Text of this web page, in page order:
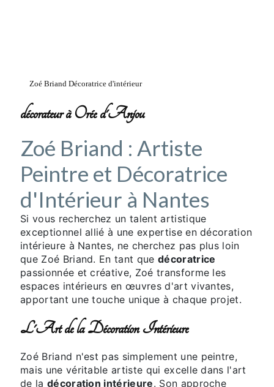
Zoé Briand Décoratrice d'intérieur
décorateur à Orée d'Anjou
Zoé Briand : Artiste
Peintre et Décoratrice
d'Intérieur à Nantes
Si vous recherchez un talent artistique
exceptionnel allié à une expertise en décoration
intérieure à Nantes, ne cherchez pas plus loin
que Zoé Briand. En tant que décoratrice
passionnée et créative, Zoé transforme les
espaces intérieurs en œuvres d'art vivantes,
apportant une touche unique à chaque projet.
L'Art de la Décoration Intérieure
Zoé Briand n'est pas simplement une peintre,
mais une véritable artiste qui excelle dans l'art
de la décoration intérieure. Son approche